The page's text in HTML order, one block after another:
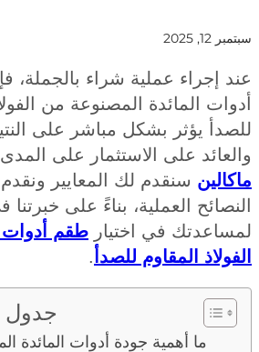
2025
إجراء عملية شراء بالجملة، فإن
المائدة المصنوعة من الفولاذ
يؤثر بشكل مباشر على النتيجة
على الاستثمار على المدى
سنقدم لك المعايير ونقدم
العملية، بناءً على خبرتنا في
في اختيارطقم أدوات
المقاوم للصدأ.
جدول
ما أهمية جودة أدوات المائدة